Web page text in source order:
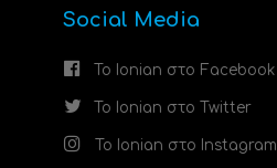
Social Media
Το Ionian στο Facebook
Το Ionian στο Twitter
Το Ionian στο Instagram